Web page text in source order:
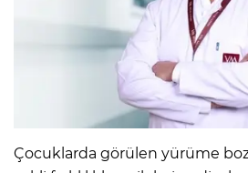
Çocuklarda görülen yürüme